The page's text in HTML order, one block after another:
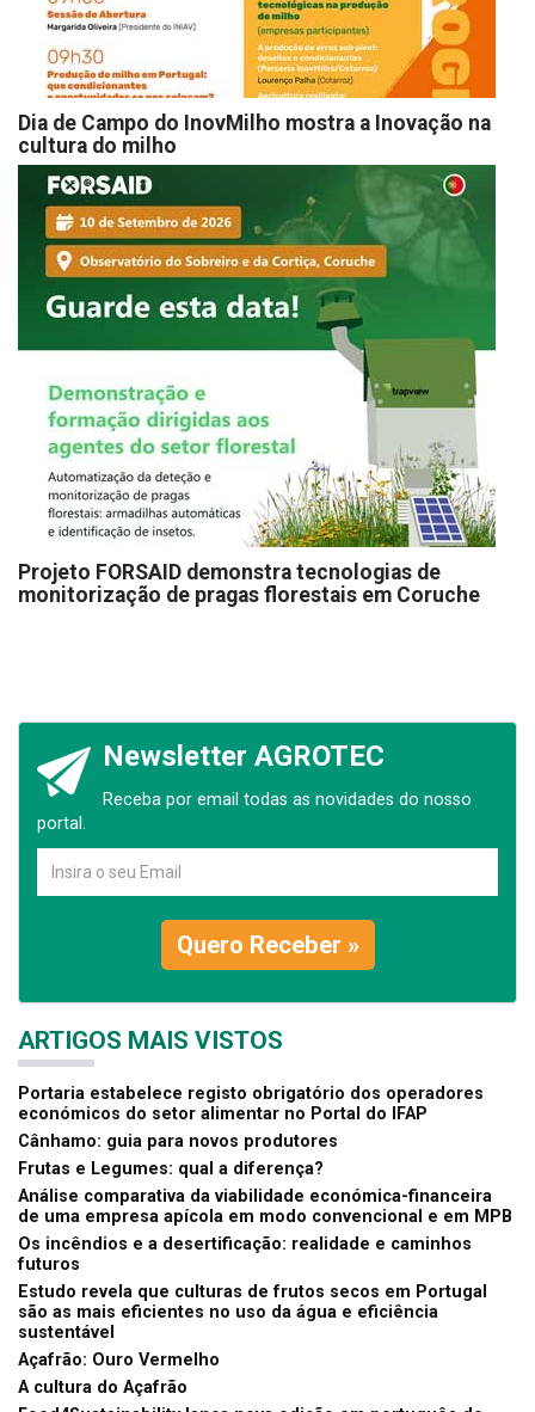
Dia de Campo do InovMilho mostra a Inovação na
cultura do milho
Projeto FORSAID demonstra tecnologias de
monitorização de pragas florestais em Coruche
Newsletter AGROTEC
Receba por email todas as novidades do nosso
portal.
Quero Receber »
ARTIGOS MAIS VISTOS
Portaria estabelece registo obrigatório dos operadores
económicos do setor alimentar no Portal do IFAP
Cânhamo: guia para novos produtores
Frutas e Legumes: qual a diferença?
Análise comparativa da viabilidade económica-financeira
de uma empresa apícola em modo convencional e em MPB
Os incêndios e a desertificação: realidade e caminhos
futuros
Estudo revela que culturas de frutos secos em Portugal
são as mais eficientes no uso da água e eficiência
sustentável
Açafrão: Ouro Vermelho
A cultura do Açafrão